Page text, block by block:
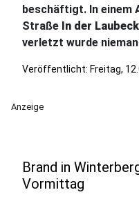
beschäftigt. In einem
Straße In der
verletzt wurde
Veröffentlicht: Freitag,
Anzeige
Brand in
Vormittag